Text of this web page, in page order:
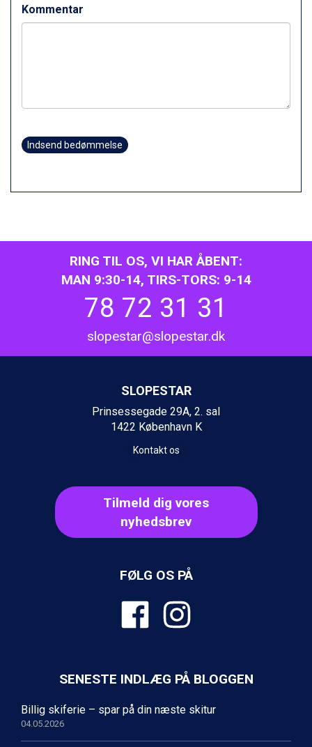
Kommentar
Indsend bedømmelse
RING TIL OS, VI HAR ÅBENT:
MAN 9:30-14, TIRS-TORS: 9-14
78 72 31 31
slopestar@slopestar.dk
SLOPESTAR
Prinsessegade 29A, 2. sal
1422 København K
Kontakt os
Tilmeld dig vores
nyhedsbrev
FØLG OS PÅ
SENESTE INDLÆG PÅ BLOGGEN
Billig skiferie – spar på din næste skitur
04.05.2026